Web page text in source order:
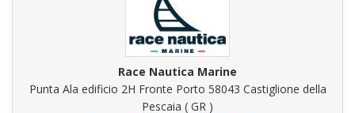
Race Nautica Marine
Punta Ala edificio 2H Fronte Porto 58043 Castiglione della
Pescaia ( GR )